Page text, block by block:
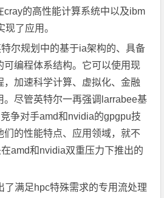
cray的高性能计算系统中以及ibm
了应用。
尔规划中的基于ia架构的、具备
可编程体系结构。它可以使用现
，加速科学计算、虚拟化、金融
。尽管英特尔一再强调larrabee基
争对手amd和nvidia的gpgpu技
们的性能特点、应用领域，就不
amd和nvidia双重压力下推出的
了满足hpc特殊需求的专用流处理